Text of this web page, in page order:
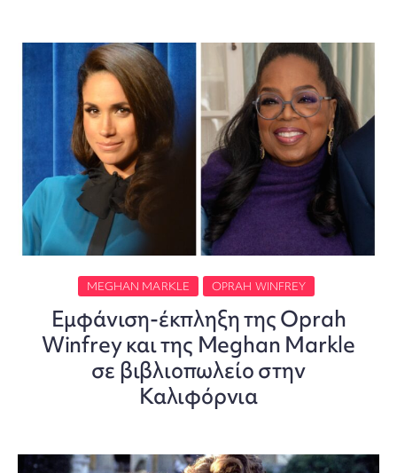
MEGHAN MARKLE OPRAH WINFREY
Εμφάνιση-έκπληξη της Oprah
Winfrey και της Meghan Markle
σε βιβλιοπωλείο στην
Καλιφόρνια